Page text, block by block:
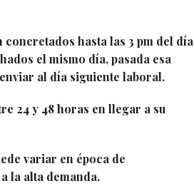
concretados hasta las 3 pm del día
el mismo día, pasada esa
al día siguiente laboral.
24 y 48 horas en llegar a su
variar en época de
la alta demanda.